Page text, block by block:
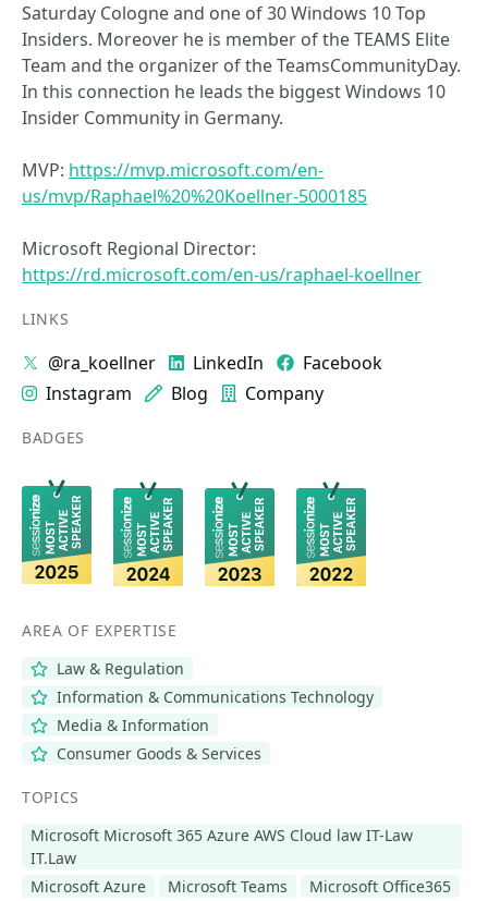
Saturday Cologne and one of 30 Windows 10 Top
Insiders. Moreover he is member of the TEAMS Elite
Team and the organizer of the TeamsCommunityDay.
In this connection he leads the biggest Windows 10
Insider Community in Germany.
MVP: https://mvp.microsoft.com/en-
us/mvp/Raphael%20%20Koellner-5000185
Microsoft Regional Director:
https://rd.microsoft.com/en-us/raphael-koellner
LINKS
@ra_koellner LinkedIn
Facebook
Instagram
Blog Company
BADGES
AREA OF EXPERTISE
Law & Regulation
Information & Communications Technology
Media & Information
Consumer Goods & Services
TOPICS
Microsoft Microsoft 365 Azure AWS Cloud law IT-Law
IT.Law
Microsoft Azure
Microsoft Teams
Microsoft Office365